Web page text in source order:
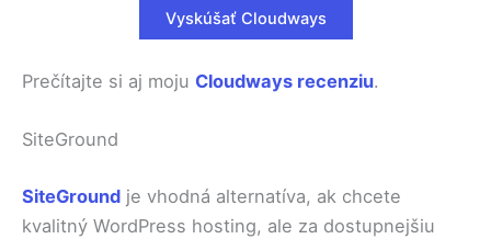
Vyskúšať Cloudways
Prečítajte si aj moju Cloudways recenziu.
SiteGround
SiteGround je vhodná alternatíva, ak chcete
kvalitný WordPress hosting, ale za dostupnejšiu